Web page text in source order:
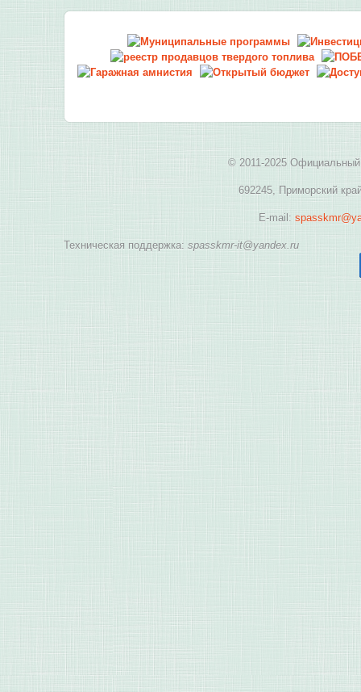
© 2011-2025 Официальный
692245, Приморский
E-mail:
Техническая поддержка: spasskmr-it@yandex.ru